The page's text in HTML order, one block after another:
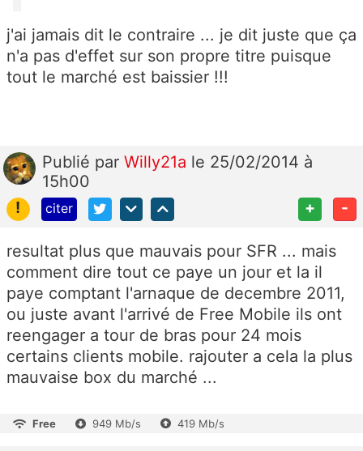
j'ai jamais dit le contraire ... je dit juste que ça
n'a pas d'effet sur son propre titre puisque
tout le marché est baissier !!!
Publié par Willy21a le 25/02/2014 à
15h00
!
citer + -
resultat plus que mauvais pour SFR ... mais
comment dire tout ce paye un jour et la il
paye comptant l'arnaque de decembre 2011,
ou juste avant l'arrivé de Free Mobile ils ont
reengager a tour de bras pour 24 mois
certains clients mobile. rajouter a cela la plus
mauvaise box du marché ...
Free 949 Mb/s 419 Mb/s